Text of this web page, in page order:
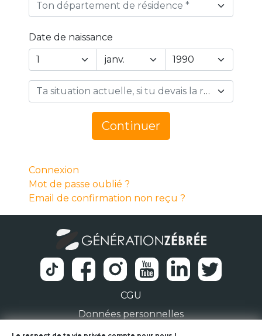
Ton département de résidence *
Date de naissance
Year
Day
Ta situation actuelle, si tu devais la résumer en 1 mot… *
Continuer
Connexion
Mot de passe oublié ?
Email de confirmation non reçu ?
CGU
Données personnelles